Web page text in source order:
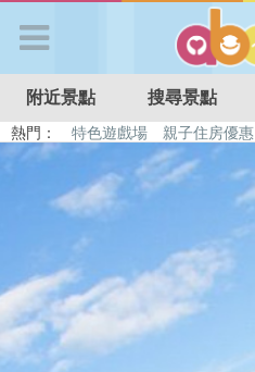
APP登入
首 頁
搜尋景點
好康優惠
附近景點 搜尋景點
熱門： 特色遊戲場 親子住房優惠
溜滑梯民宿
觀光工廠